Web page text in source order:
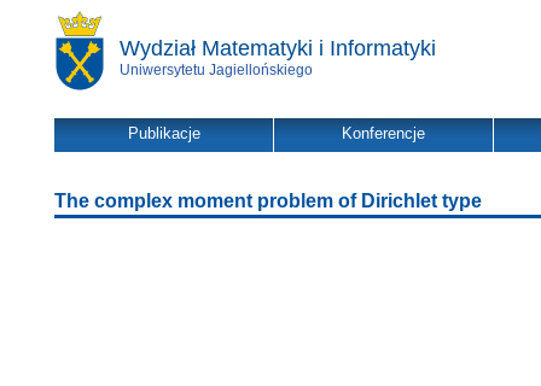
Wydział Matematyki i Informatyki
Uniwersytetu Jagiellońskiego
Publikacje Konferencje
The complex moment problem of Dirichlet type